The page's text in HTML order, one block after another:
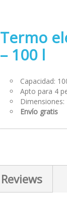
Termo
– 100 l
Capacidad:
Apto para 4
Dimensiones:
Envío gratis
Reviews